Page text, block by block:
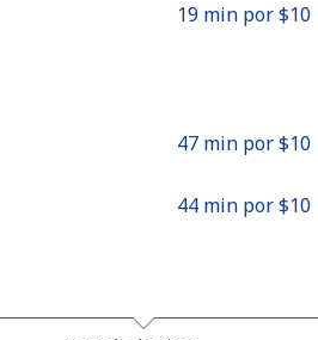
19 min por ⁦$10⁩
47 min por ⁦$10⁩
44 min por ⁦$10⁩